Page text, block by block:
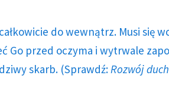
do wewnątrz. Musi się
Go przed oczyma i wytrwale
skarb. (Sprawdź: Rozwój